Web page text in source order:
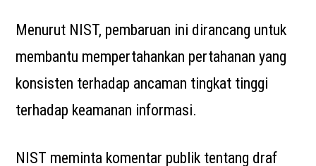
Menurut NIST, pembaruan ini dirancang untuk
membantu mempertahankan pertahanan yang
konsisten terhadap ancaman tingkat tinggi
terhadap keamanan informasi.
NIST meminta komentar publik tentang draf